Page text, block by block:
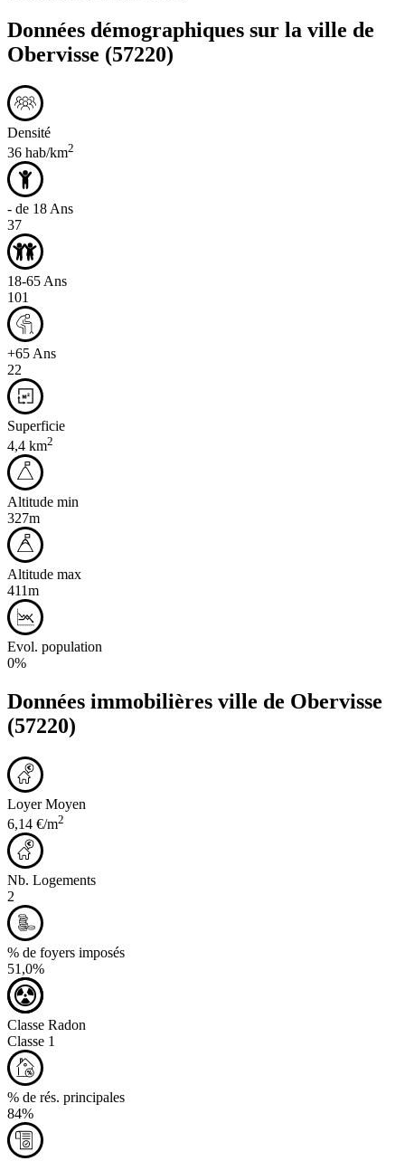
Données démographiques sur la ville de
Obervisse (57220)
Densité
36 hab/km2
- de 18 Ans
37
18-65 Ans
101
+65 Ans
22
Superficie
4,4 km2
Altitude min
327m
Altitude max
411m
Evol. population
0%
Données immobilières ville de Obervisse
(57220)
Loyer Moyen
6,14 €/m2
Nb. Logements
2
% de foyers imposés
51,0%
Classe Radon
Classe 1
% de rés. principales
84%